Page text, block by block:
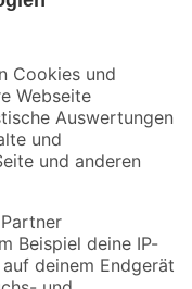
mehr verpassen!